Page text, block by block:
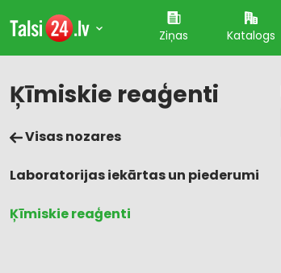
Ziņas Katalogs
Ķīmiskie reaģenti
Visas nozares
Laboratorijas iekārtas un piederumi
Ķīmiskie reaģenti